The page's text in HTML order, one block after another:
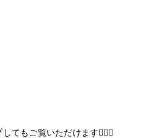
てもご覧いただけます🙆🏻‍♀️